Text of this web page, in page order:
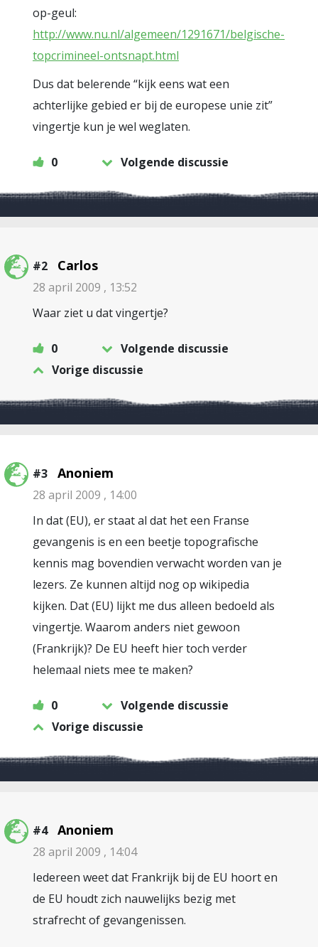
op-geul:
http://www.nu.nl/algemeen/1291671/belgische-
topcrimineel-ontsnapt.html
Dus dat belerende “kijk eens wat een
achterlijke gebied er bij de europese unie zit”
vingertje kun je wel weglaten.
0 Volgende discussie
#2 Carlos
28 april 2009 , 13:52
Waar ziet u dat vingertje?
0
Volgende discussie
Vorige discussie
#3 Anoniem
28 april 2009 , 14:00
In dat (EU), er staat al dat het een Franse
gevangenis is en een beetje topografische
kennis mag bovendien verwacht worden van je
lezers. Ze kunnen altijd nog op wikipedia
kijken. Dat (EU) lijkt me dus alleen bedoeld als
vingertje. Waarom anders niet gewoon
(Frankrijk)? De EU heeft hier toch verder
helemaal niets mee te maken?
0
Volgende discussie
Vorige discussie
#4 Anoniem
28 april 2009 , 14:04
Iedereen weet dat Frankrijk bij de EU hoort en
de EU houdt zich nauwelijks bezig met
strafrecht of gevangenissen.